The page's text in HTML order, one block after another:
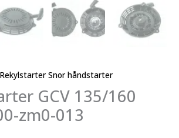
Rekylstarter Snor håndstarter
GCV 135/160
zm0-013